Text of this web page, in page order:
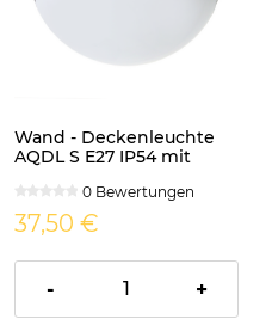
Wand - Deckenleuchte
AQDL S E27 IP54 mit
schwarz0 Bewertungen
37,50 €
- +